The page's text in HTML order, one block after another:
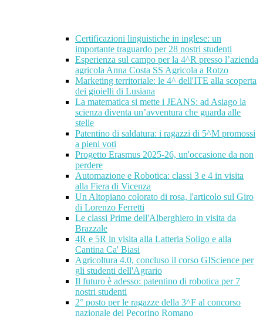
Certificazioni linguistiche in inglese: un
importante traguardo per 28 nostri studenti
Esperienza sul campo per la 4^R presso l’azienda
agricola Anna Costa SS Agricola a Rotzo
Marketing territoriale: le 4^ dell'ITE alla scoperta
dei gioielli di Lusiana
La matematica si mette i JEANS: ad Asiago la
scienza diventa un’avventura che guarda alle
stelle
Patentino di saldatura: i ragazzi di 5^M promossi
a pieni voti
Progetto Erasmus 2025-26, un'occasione da non
perdere
Automazione e Robotica: classi 3 e 4 in visita
alla Fiera di Vicenza
Un Altopiano colorato di rosa, l'articolo sul Giro
di Lorenzo Ferretti
Le classi Prime dell'Alberghiero in visita da
Brazzale
4R e 5R in visita alla Latteria Soligo e alla
Cantina Ca' Biasi
Agricoltura 4.0, concluso il corso GIScience per
gli studenti dell'Agrario
Il futuro è adesso: patentino di robotica per 7
nostri studenti
2° posto per le ragazze della 3^F al concorso
nazionale del Pecorino Romano